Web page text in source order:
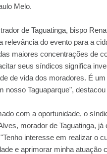
Melo.
de Taguatinga, bispo
relevância do evento para a
maiores concentrações de
seus síndicos significa
de vida dos moradores. É
nosso Taguaparque",
com a oportunidade, o
morador de Taguatinga, já
interesse em realizar o
e aprimorar minha atuação